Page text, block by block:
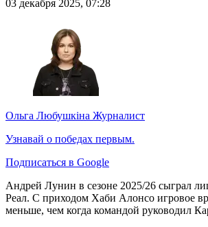
03 декабря 2025, 07:28
Ольга Любушкіна Журналист
Узнавай о победах первым.
Подписаться в Google
Андрей Лунин в сезоне 2025/26 сыграл
Реал. С приходом Хаби Алонсо игровое
меньше, чем когда командой руководил